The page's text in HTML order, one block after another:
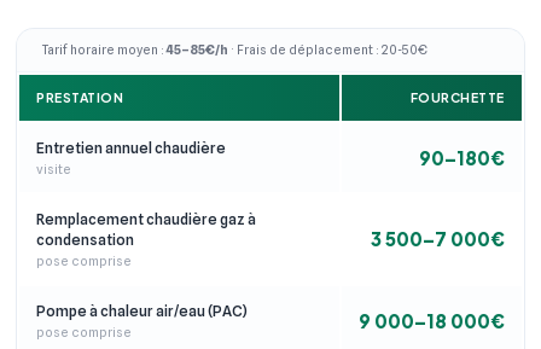
Tarif horaire moyen :45–85€/h · Frais de déplacement : 20-50€
PRESTATION FOURCHETTE
Entretien annuel chaudière
visite 90–180€
Remplacement chaudière gaz à
condensation
pose comprise
3 500–7 000€
Pompe à chaleur air/eau (PAC)
pose comprise 9 000–18 000€